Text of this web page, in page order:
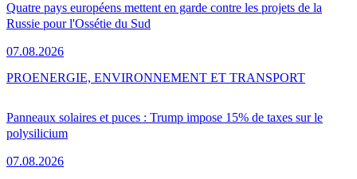
Quatre pays européens mettent en garde contre les projets de la
Russie pour l'Ossétie du Sud
07.08.2026
Panneaux solaires et puces : Trump impose 15% de taxes sur le
polysilicium
07.08.2026
PROENERGIE, ENVIRONNEMENT ET TRANSPORT